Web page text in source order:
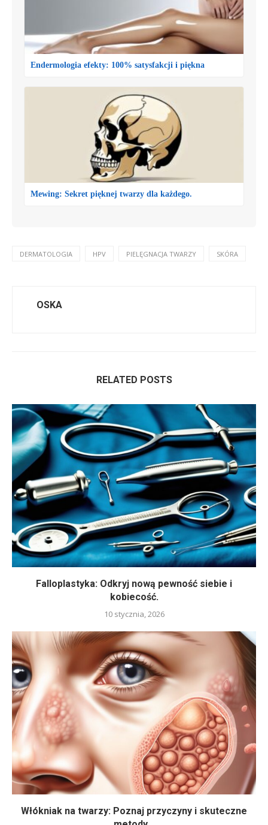
Endermologia efekty: 100% satysfakcji i piękna
Mewing: Sekret pięknej twarzy dla każdego.
DERMATOLOGIA HPV PIELĘGNACJA TWARZY SKÓRA
OSKA
RELATED POSTS
Falloplastyka: Odkryj nową pewność siebie i
kobiecość.
10 stycznia, 2026
Włókniak na twarzy: Poznaj przyczyny i skuteczne